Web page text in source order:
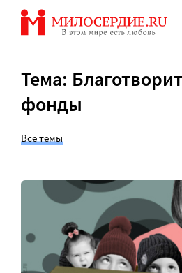
Перейти
содержанию
Тема:
фонды
Все темы